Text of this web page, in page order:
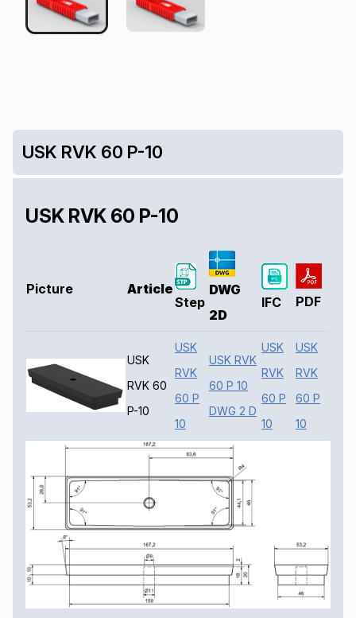
USK RVK 60 P-10
USK RVK 60 P-10
Picture
Article
Step
DWG
2D
IFC PDF
USK
RVK 60
P-10
USK
RVK
60 P
10
USK RVK
60 P 10
DWG 2 D
USK
RVK
60 P
10
USK
RVK
60 P
10